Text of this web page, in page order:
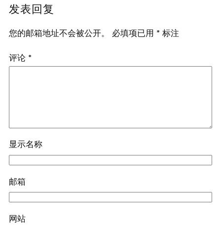
发表回复
您的邮箱地址不会被公开。 必填项已用 * 标注
评论 *
显示名称
邮箱
网站